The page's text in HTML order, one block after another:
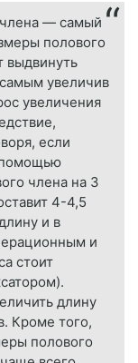
— самый
полового
выдвинуть
увеличив
увеличения
если
помощью
члена на 3
4-4,5
и в
и
стоит
длину
Кроме того,
полового